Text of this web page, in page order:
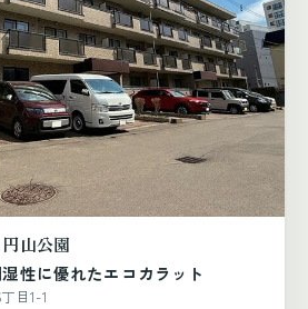
山公園
性に優れたエコカラット
目1-1